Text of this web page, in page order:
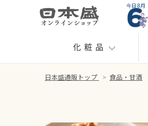
今日 8月
化粧品
日本盛通販トップ > 食品・甘酒